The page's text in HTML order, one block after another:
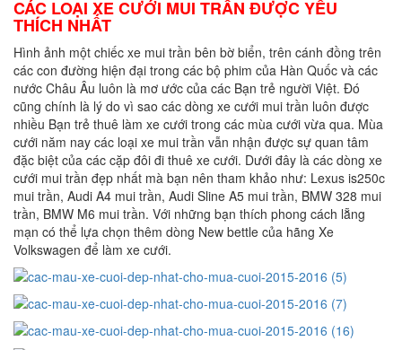
CÁC LOẠI XE CƯỚI MUI TRẦN ĐƯỢC YÊU
THÍCH NHẤT
Hình ảnh một chiếc xe mui trần bên bờ biển, trên cánh đồng trên
các con đường hiện đại trong các bộ phim của Hàn Quốc và các
nước Châu Âu luôn là mơ ước của các Bạn trẻ người Việt. Đó
cũng chính là lý do vì sao các dòng xe cưới mui trần luôn được
nhiều Bạn trẻ thuê làm xe cưới trong các mùa cưới vừa qua. Mùa
cưới năm nay các loại xe mui trần vẫn nhận được sự quan tâm
đặc biệt của các cặp đôi đi thuê xe cưới. Dưới đây là các dòng xe
cưới mui trần đẹp nhất mà bạn nên tham khảo như: Lexus is250c
mui trần, Audi A4 mui trần, Audi Sline A5 mui trần, BMW 328 mui
trần, BMW M6 mui trần. Với những bạn thích phong cách lẵng
mạn có thể lựa chọn thêm dòng New bettle của hãng Xe
Volkswagen để làm xe cưới.